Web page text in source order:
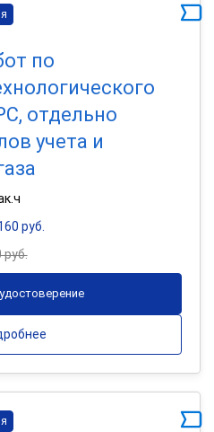
по
отдельно
учета и
руб.
руб.